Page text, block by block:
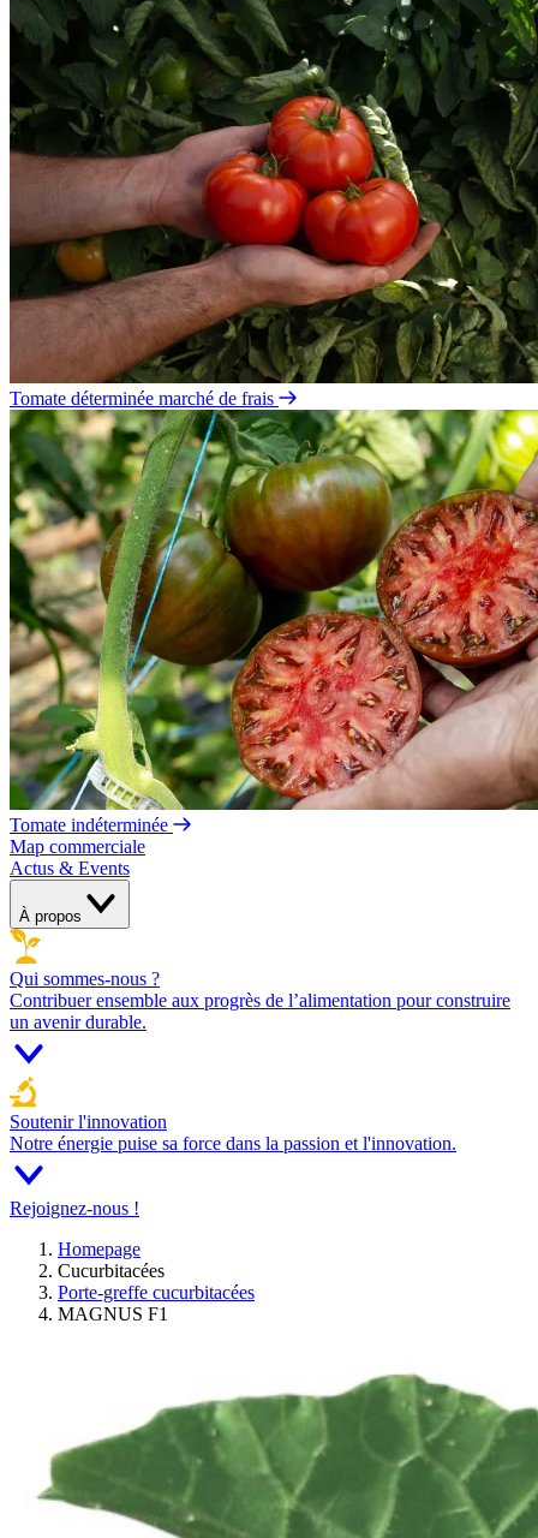
Tomate déterminée marché de frais
Tomate indéterminée
Map commerciale
Actus & Events
À propos
Qui sommes-nous ?
Contribuer ensemble aux progrès de l’alimentation pour construire
un avenir durable.
Soutenir l'innovation
Notre énergie puise sa force dans la passion et l'innovation.
Rejoignez-nous !
Homepage
Cucurbitacées
Porte-greffe cucurbitacées
MAGNUS F1